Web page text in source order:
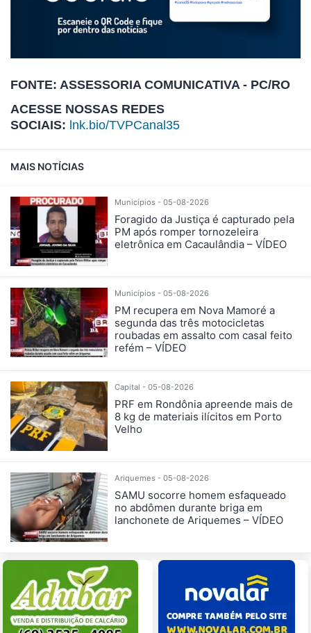
FONTE: ASSESSORIA COMUNICATIVA - PC/RO
ACESSE NOSSAS REDES
SOCIAIS: lnk.bio/TVPCanal35
MAIS NOTÍCIAS
Municípios - 05-08-2026
Foragido da Justiça é capturado pela
PM após romper tornozeleira
eletrônica em Cacaulândia – VÍDEO
Municípios - 05-08-2026
PM recupera em Nova Mamoré a
segunda das três motocicletas
roubadas em assalto com casal feito
refém – VÍDEO
Capital - 05-08-2026
PRF em Rondônia apreende mais de
8 kg de materiais ilícitos em Porto
Velho
Ariquemes - 05-08-2026
SAMU socorre homem esfaqueado
no abdômen durante briga em
lanchonete de Ariquemes – VÍDEO